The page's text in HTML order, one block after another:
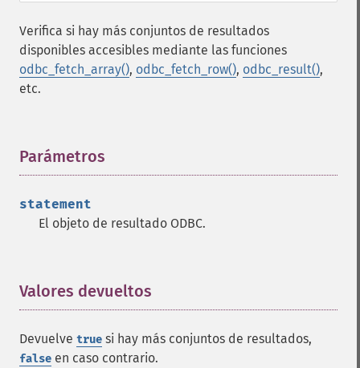
Verifica si hay más conjuntos de resultados
disponibles accesibles mediante las funciones
odbc_fetch_array(), odbc_fetch_row(), odbc_result(),
etc.
Parámetros
statement
El objeto de resultado ODBC.
Valores devueltos
Devuelve true si hay más conjuntos de resultados,
false en caso contrario.